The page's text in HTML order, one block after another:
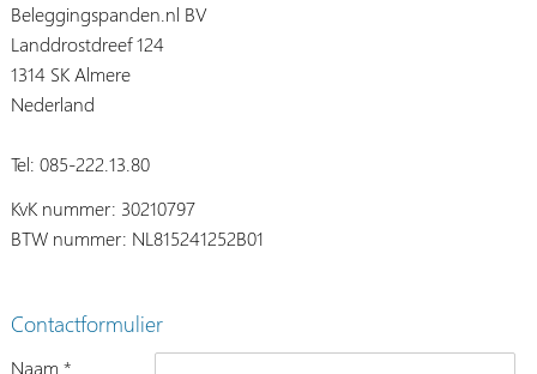
Beleggingspanden.nl BV
Landdrostdreef 124
1314 SK Almere
Nederland
Tel: 085-222.13.80
KvK nummer: 30210797
BTW nummer: NL815241252B01
Contactformulier
Naam *